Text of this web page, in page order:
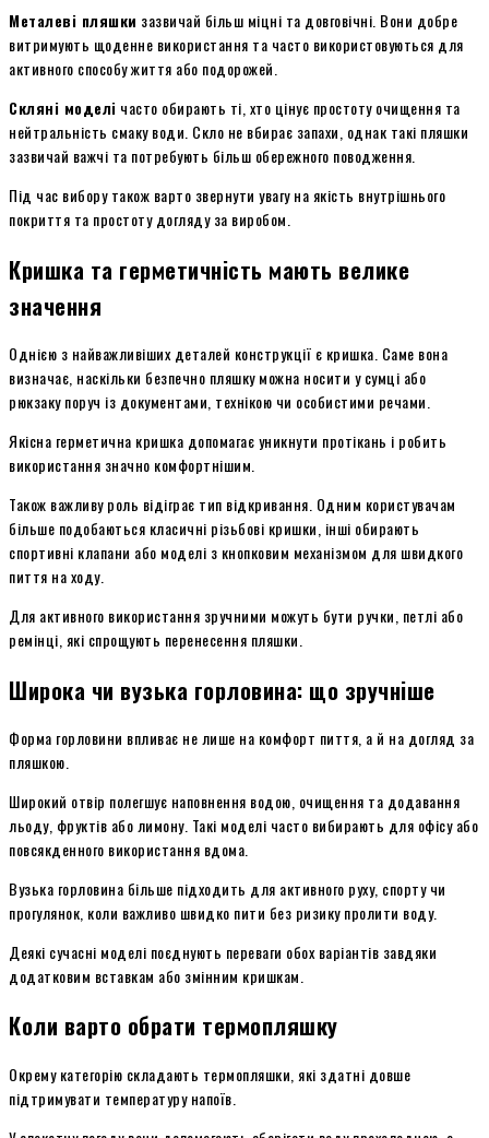
Металеві пляшки зазвичай більш міцні та довговічні. Вони добре
витримують щоденне використання та часто використовуються для
активного способу життя або подорожей.
Скляні моделі часто обирають ті, хто цінує простоту очищення та
нейтральність смаку води. Скло не вбирає запахи, однак такі пляшки
зазвичай важчі та потребують більш обережного поводження.
Під час вибору також варто звернути увагу на якість внутрішнього
покриття та простоту догляду за виробом.
Кришка та герметичність мають велике
значення
Однією з найважливіших деталей конструкції є кришка. Саме вона
визначає, наскільки безпечно пляшку можна носити у сумці або
рюкзаку поруч із документами, технікою чи особистими речами.
Якісна герметична кришка допомагає уникнути протікань і робить
використання значно комфортнішим.
Також важливу роль відіграє тип відкривання. Одним користувачам
більше подобаються класичні різьбові кришки, інші обирають
спортивні клапани або моделі з кнопковим механізмом для швидкого
пиття на ходу.
Для активного використання зручними можуть бути ручки, петлі або
ремінці, які спрощують перенесення пляшки.
Широка чи вузька горловина: що зручніше
Форма горловини впливає не лише на комфорт пиття, а й на догляд за
пляшкою.
Широкий отвір полегшує наповнення водою, очищення та додавання
льоду, фруктів або лимону. Такі моделі часто вибирають для офісу або
повсякденного використання вдома.
Вузька горловина більше підходить для активного руху, спорту чи
прогулянок, коли важливо швидко пити без ризику пролити воду.
Деякі сучасні моделі поєднують переваги обох варіантів завдяки
додатковим вставкам або змінним кришкам.
Коли варто обрати термопляшку
Окрему категорію складають термопляшки, які здатні довше
підтримувати температуру напоїв.